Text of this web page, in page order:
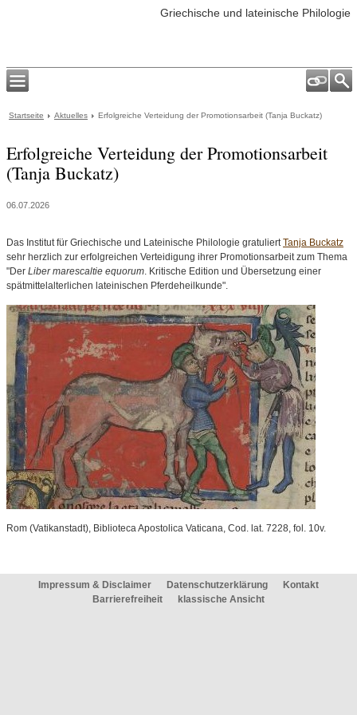
Griechische und lateinische Philologie
Startseite Aktuelles Erfolgreiche Verteidung der Promotionsarbeit (Tanja Buckatz)
Erfolgreiche Verteidung der Promotionsarbeit
(Tanja Buckatz)
06.07.2026
Das Institut für Griechische und Lateinische Philologie gratuliertTanja Buckatz
sehr herzlich zur erfolgreichen Verteidigung ihrer Promotionsarbeit zum Thema
"Der Liber marescaltie equorum. Kritische Edition und Übersetzung einer
spätmittelalterlichen lateinischen Pferdeheilkunde".
Rom (Vatikanstadt), Biblioteca Apostolica Vaticana, Cod. lat. 7228, fol. 10v.
Impressum & Disclaimer Datenschutzerklärung
Kontakt
Barrierefreiheit
klassische Ansicht